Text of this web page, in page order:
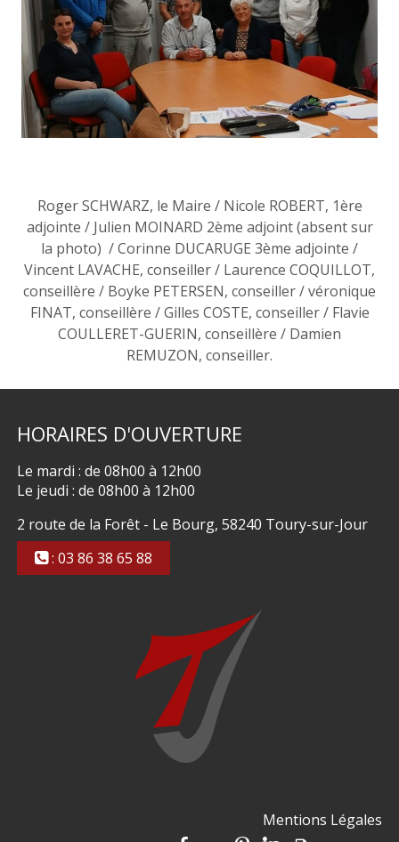
Roger SCHWARZ, le Maire / Nicole ROBERT, 1ère
adjointe / Julien MOINARD 2ème adjoint (absent sur
la photo) / Corinne DUCARUGE 3ème adjointe /
Vincent LAVACHE, conseiller / Laurence COQUILLOT,
conseillère / Boyke PETERSEN, conseiller / véronique
FINAT, conseillère / Gilles COSTE, conseiller / Flavie
COULLERET-GUERIN, conseillère / Damien
REMUZON, conseiller.
HORAIRES D'OUVERTURE
Le mardi : de 08h00 à 12h00
Le jeudi : de 08h00 à 12h00
2 route de la Forêt - Le Bourg, 58240 Toury-sur-Jour
: 03 86 38 65 88
Mentions Légales